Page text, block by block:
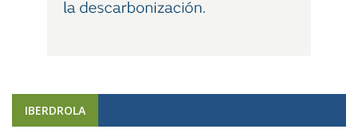
IBERDROLA